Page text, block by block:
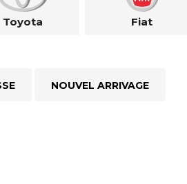
Toyota Fiat
NOUVEL ARRIVAGE